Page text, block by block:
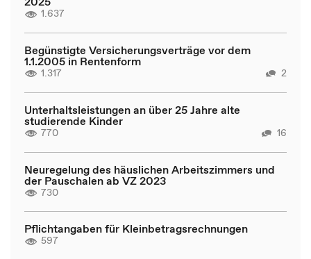
1.637
Begünstigte Versicherungsverträge vor dem
1.1.2005 in Rentenform
1.317 2
Unterhaltsleistungen an über 25 Jahre alte
studierende Kinder
770 16
Neuregelung des häuslichen Arbeitszimmers und
der Pauschalen ab VZ 2023
730
Pflichtangaben für Kleinbetragsrechnungen
597